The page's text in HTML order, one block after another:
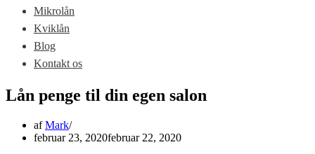
Mikrolån
Kviklån
Blog
Kontakt os
Lån penge til din egen salon
afMark
februar 23, 2020februar 22, 2020